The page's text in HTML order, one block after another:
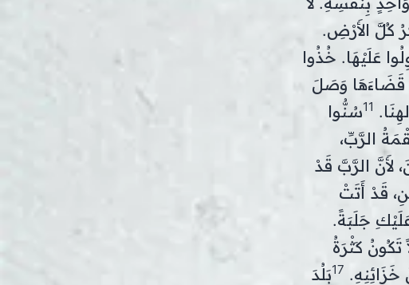
كُلَّ الأَرْضِ.
عَلَيْهَا. خُذُوا
قَضَاءَهَا وَصَلَ
11سُنُّوا
الرَّبِّ،
لأَنَّ الرَّبَّ قَدْ
قَدْ أَتَتْ
جَلَبَةً.
تَكُونُ كَثْرَةُ
17بَلُدَ